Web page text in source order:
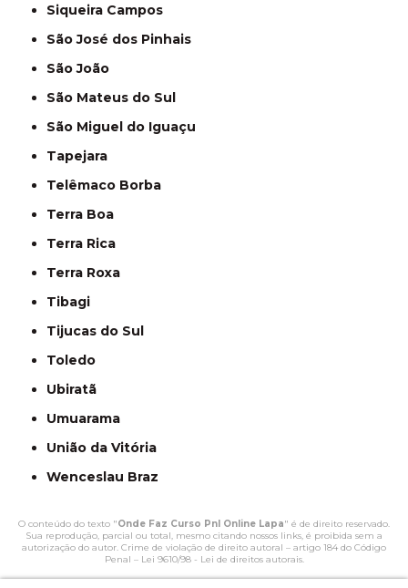
Siqueira Campos
São José dos Pinhais
São João
São Mateus do Sul
São Miguel do Iguaçu
Tapejara
Telêmaco Borba
Terra Boa
Terra Rica
Terra Roxa
Tibagi
Tijucas do Sul
Toledo
Ubiratã
Umuarama
União da Vitória
Wenceslau Braz
O conteúdo do texto "Onde Faz Curso Pnl Online Lapa" é de direito reservado.
Sua reprodução, parcial ou total, mesmo citando nossos links, é proibida sem a
autorização do autor. Crime de violação de direito autoral – artigo 184 do Código
Penal – Lei 9610/98 - Lei de direitos autorais.